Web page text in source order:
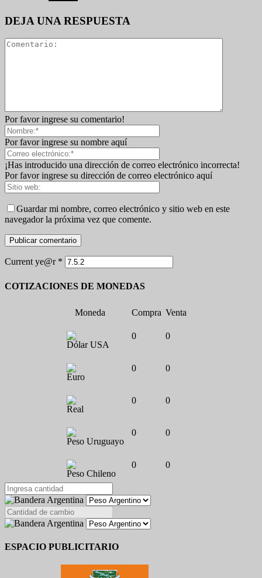
DEJA UNA RESPUESTA
Por favor ingrese su comentario!
Por favor ingrese su nombre aquí
¡Has introducido una dirección de correo electrónico incorrecta!
Por favor ingrese su dirección de correo electrónico aquí
Guardar mi nombre, correo electrónico y sitio web en este
navegador la próxima vez que comente.
Current ye@r *
COTIZACIONES DE MONEDAS
Moneda Compra Venta
Dólar USA
0 0
Euro
0 0
Real
0 0
Peso Uruguayo
0 0
Peso Chileno
0 0
ESPACIO PUBLICITARIO